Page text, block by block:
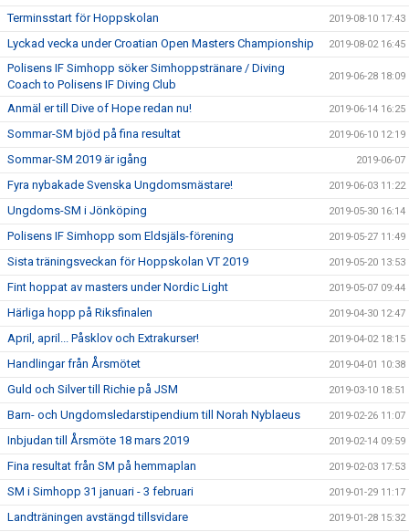
Terminsstart för Hoppskolan 2019-08-10 17:43
Lyckad vecka under Croatian Open Masters Championship 2019-08-02 16:45
Polisens IF Simhopp söker Simhoppstränare / Diving
Coach to Polisens IF Diving Club
2019-06-28 18:09
Anmäl er till Dive of Hope redan nu! 2019-06-14 16:25
Sommar-SM bjöd på fina resultat 2019-06-10 12:19
Sommar-SM 2019 är igång 2019-06-07
Fyra nybakade Svenska Ungdomsmästare! 2019-06-03 11:22
Ungdoms-SM i Jönköping 2019-05-30 16:14
Polisens IF Simhopp som Eldsjäls-förening 2019-05-27 11:49
Sista träningsveckan för Hoppskolan VT 2019 2019-05-20 13:53
Fint hoppat av masters under Nordic Light 2019-05-07 09:44
Härliga hopp på Riksfinalen 2019-04-30 12:47
April, april... Påsklov och Extrakurser! 2019-04-02 18:15
Handlingar från Årsmötet 2019-04-01 10:38
Guld och Silver till Richie på JSM 2019-03-10 18:51
Barn- och Ungdomsledarstipendium till Norah Nyblaeus 2019-02-26 11:07
Inbjudan till Årsmöte 18 mars 2019 2019-02-14 09:59
Fina resultat från SM på hemmaplan 2019-02-03 17:53
SM i Simhopp 31 januari - 3 februari 2019-01-29 11:17
Landträningen avstängd tillsvidare 2019-01-28 15:32